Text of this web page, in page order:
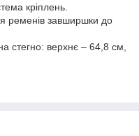
кріплень
ременів завширшки до
стегно: верхнє – 64,8 см,